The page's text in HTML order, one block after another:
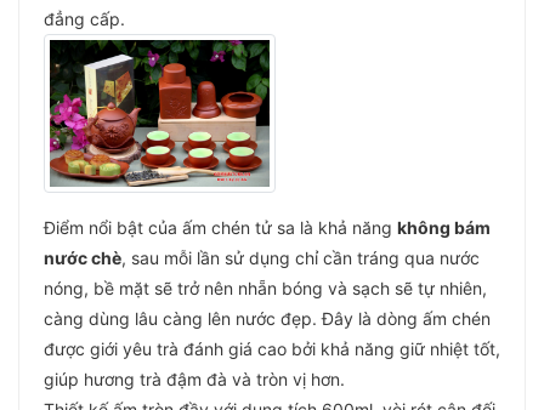
đẳng cấp.
Điểm nổi bật của ấm chén tử sa là khả năng không bám
nước chè, sau mỗi lần sử dụng chỉ cần tráng qua nước
nóng, bề mặt sẽ trở nên nhẵn bóng và sạch sẽ tự nhiên,
càng dùng lâu càng lên nước đẹp. Đây là dòng ấm chén
được giới yêu trà đánh giá cao bởi khả năng giữ nhiệt tốt,
giúp hương trà đậm đà và tròn vị hơn.